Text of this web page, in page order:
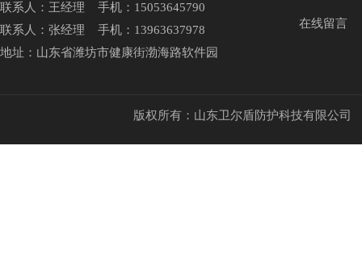
联系人：王经理 手机：15053645790
联系人：张经理 手机：13963637978
地址：山东省潍坊市健康街渤海路软件园
在线留言
版权所有：山东卫尔盾防护科技有限公